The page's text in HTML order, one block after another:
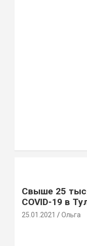
Свыше 25
COVID-19 в
25.01.2021 Ольга